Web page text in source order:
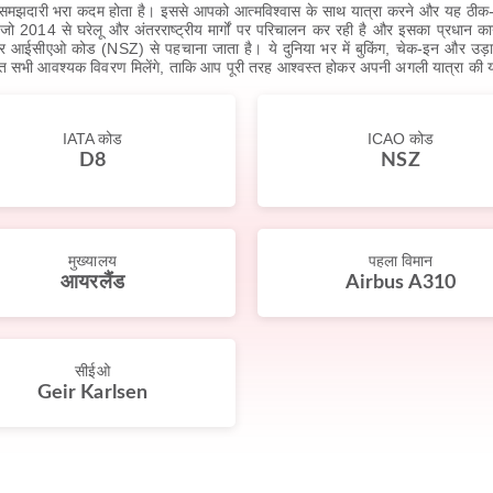
भरा कदम होता है। इससे आपको आत्मविश्वास के साथ यात्रा करने और यह
से घरेलू और अंतरराष्ट्रीय मार्गों पर परिचालन कर रही है और इसका प्रधान
कोड (NSZ) से पहचाना जाता है। ये दुनिया भर में बुकिंग, चेक-इन और
आवश्यक विवरण मिलेंगे, ताकि आप पूरी तरह आश्वस्त होकर अपनी अगली यात्रा
IATA कोड
D8
ICAO कोड
NSZ
मुख्यालय
आयरलैंड
पहला विमान
Airbus A310
सीईओ
Geir Karlsen